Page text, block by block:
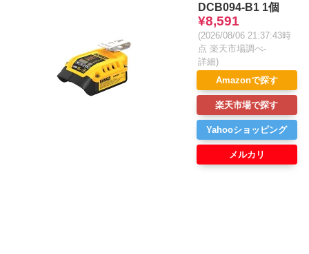
DCB094-B1 1個
¥8,591
(2026/08/06 21:37:43時
点 楽天市場調べ-
詳細)
Amazonで探す
楽天市場で探す
Yahooショッピング
メルカリ